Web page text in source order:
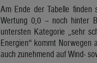
Am Ende der Tabelle finden
Wertung 0,0 – noch hinter
untersten Kategorie „sehr
Energien“ kommt Norwegen
auch zunehmend auf Wind-